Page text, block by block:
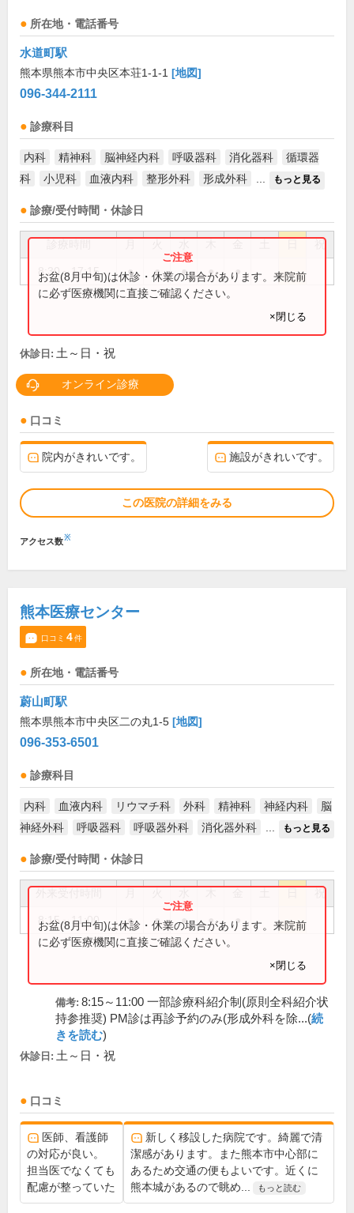
所在地・電話番号
水道町駅
熊本県熊本市中央区本荘1-1-1 [地図]
096-344-2111
診療科目
内科 精神科 脳神経内科 呼吸器科 消化器科
循環器
科
小児科 血液内科 整形外科 形成外科 もっと見る
診療/受付時間・休診日
祝
8:30～17:15 ● ● ● ● ●
お盆(8月中旬)は休診・休業の場合があります。来院前
に必ず医療機関に直接ご確認ください。
×閉じる
休診日: 土～日・祝
オンライン診療
口コミ
院内がきれいです。 施設がきれいです。
この医院の詳細をみる
アクセス数※
熊本医療センター
口コミ 4件
所在地・電話番号
蔚山町駅
熊本県熊本市中央区二の丸1-5 [地図]
096-353-6501
診療科目
内科 血液内科 リウマチ科 外科 精神科 神経内科
脳
神経外科
呼吸器科 呼吸器外科 消化器外科 もっと見る
診療/受付時間・休診日
祝
8:15～11:00 ● ● ● ● ●
お盆(8月中旬)は休診・休業の場合があります。来院前
に必ず医療機関に直接ご確認ください。
×閉じる
備考: 8:15～11:00 一部診療科紹介制(原則全科紹介状
持参推奨) PM診は再診予約のみ(形成外科を除...(続
きを読む)
休診日: 土～日・祝
口コミ
医師、看護師
の対応が良い。
担当医でなくても
配慮が整っていた
新しく移設した病院です。綺麗で清
潔感があります。また熊本市中心部に
あるため交通の便もよいです。近くに
熊本城があるので眺め...
もっと読む